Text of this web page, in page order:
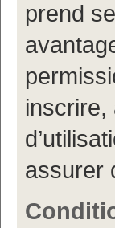
prend
inscrire,
assurer